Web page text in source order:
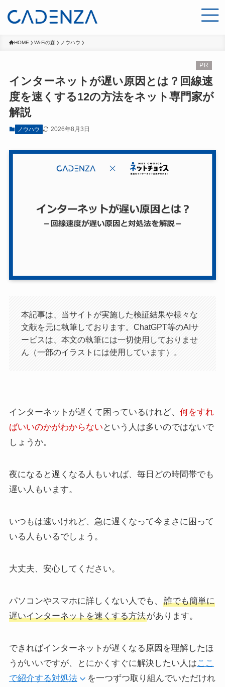
HOME Wi-Fiの森 ノウハウ
インターネットが遅い原因とは？回線速
度を速くする12の方法をネット専門家が
解説
ノウハウ 2026年8月3日
本記事は、当サイトが実施した検証結果や様々な
文献を元に執筆しております。ChatGPT等のAIサ
ービスは、本文の執筆には一切使用しておりませ
ん（一部のイラストには使用しています）。
インターネットが遅くて困っているけれど、 何をすれ
ばいいのかがわからない という人は多いのではないで
しょうか。
夜になると遅くなる人もいれば、毎日どの時間帯でも
遅い人もいます。
いつもは速いけれど、急に遅くなって今まさに困って
いる人もいるでしょう。
大丈夫、安心してください。
パソコンやスマホに詳しくない人でも、
誰でも簡単に
遅いインターネットを速くする方法があります。
できればインターネットが遅くなる原因を理解したほ
うがいいですが、とにかくすぐに解決したい人はここ
で紹介する対処法
を一つずつ取り組んでいただけれ